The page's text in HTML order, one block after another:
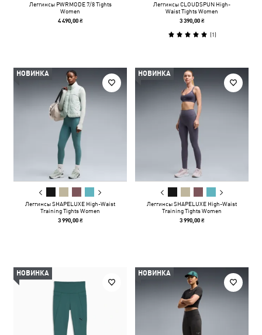
Леггинсы PWRMODE 7/8 Tights
Women
4 490,00 ₴
Леггинсы CLOUDSPUN High-
Waist Tights Women
3 390,00 ₴
(1)
НОВИНКА
Леггинсы SHAPELUXE High-Waist
Training Tights Women
3 990,00 ₴
НОВИНКА
Леггинсы SHAPELUXE High-Waist
Training Tights Women
3 990,00 ₴
НОВИНКА НОВИНКА